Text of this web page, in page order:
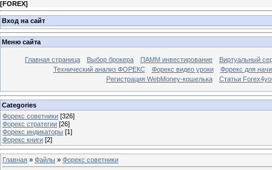
[FOREX]
Вход на сайт
Меню сайта
Главная страница Выбор брокера ПАММ инвестирование
Виртуальный
Технический анализ ФОРЕКС
Форекс видео уроки
Форекс для
Регистрация WebMoney-кошелька
Статьи
Categories
Форекс cоветники [326]
Форекс стратегии [26]
Форекс индикаторы [1]
Форекс книги [2]
Главная » Файлы » Форекс cоветники